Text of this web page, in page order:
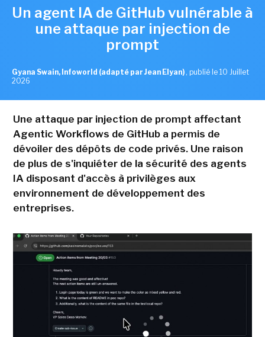
Un agent IA de GitHub vulnérable à
une attaque par injection de
prompt
Gyana Swain, Infoworld (adapté par Jean Elyan) , publié le 10 Juillet
2026
Une attaque par injection de prompt affectant
Agentic Workflows de GitHub a permis de
dévoiler des dépôts de code privés. Une raison
de plus de s'inquiéter de la sécurité des agents
IA disposant d'accès à privilèges aux
environnement de développement des
entreprises.